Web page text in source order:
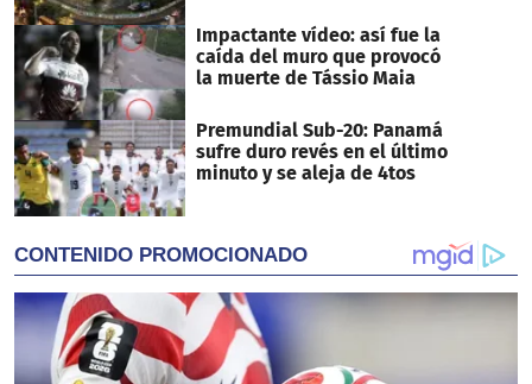
Impactante vídeo: así fue la
caída del muro que provocó
la muerte de Tássio Maia
Premundial Sub-20: Panamá
sufre duro revés en el último
minuto y se aleja de 4tos